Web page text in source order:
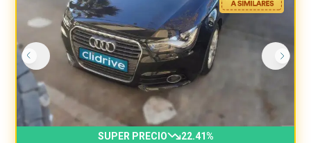
Clidrive
SUPER PRECIO 22.41%